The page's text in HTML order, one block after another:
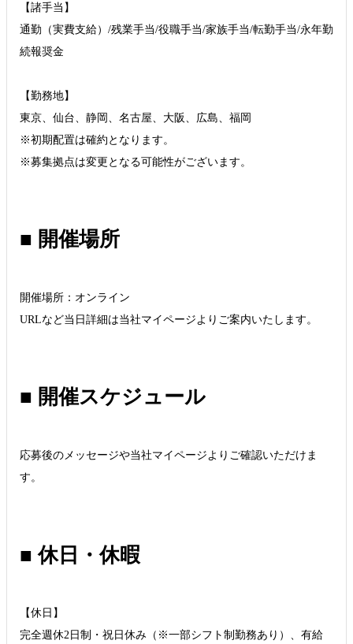
【諸手当】
通勤（実費支給）/残業手当/役職手当/家族手当/転勤手当/永年勤
続報奨金
【勤務地】
東京、仙台、静岡、名古屋、大阪、広島、福岡
※初期配置は確約となります。
※募集拠点は変更となる可能性がございます。
■ 開催場所
開催場所：オンライン
URLなど当日詳細は当社マイページよりご案内いたします。
■ 開催スケジュール
応募後のメッセージや当社マイページよりご確認いただけま
す。
■ 休日・休暇
【休日】
完全週休2日制・祝日休み（※一部シフト制勤務あり）、有給